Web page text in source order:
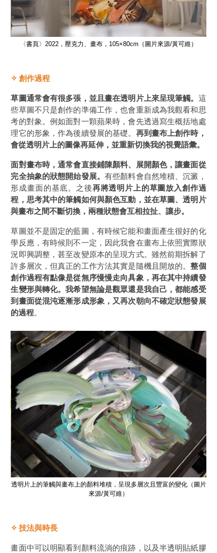
〈書頁〉2022，壓克力、畫布，105×80cm（圖片來源/黃可維）
✧創作過程
草圖通常會有很多張，並且畫在透明片上來呈現筆觸。 這
些草圖不只是創作的準備工作，也會重新成為我觀看和思
考的對象。例如面對一顆蘋果時，會先透過寫生概括地處
理它的形象，作為後續發展的基礎。 再到畫布上創作時，
會從透明片上的圖像再延伸，並重新切換我的視覺語彙。
面對畫布時，通常會直接鋪陳顏料、展開顏色，讓畫面從
完全抽象的狀態開始發展。 有些顏料會自然堆積、沉澱，
形成畫面的基底。之後再將透明片上的草圖放入創作過
程，思考其中的筆觸如何與顏色互動，並在草圖、透明片
與畫布之間不斷切換，兩種狀態會互相拉扯、讓步。
草圖並不是固定的藍圖，有時候它能和畫面產生很好的化
學反應，有時候則不一定，因此我會在畫布上依照實際狀
況即興調整，甚至改變原本的呈現方式。雖然前期拆解了
許多層次，但真正的工作方法其實是隨機且開放的。整個
創作過程有點像是從無序慢慢走向具象，再在其中持續發
生變形與轉化。我希望無論是觀眾還是我自己，都能感受
到畫面從混沌逐漸形成形象，又再次朝向不確定狀態發展
的過程。
片透明片上的筆觸與畫布上的顏料堆積，呈現多層次且豐富的變化（圖片
來源/黃可維）
透
✧技法與時長
畫面中可以明顯看到顏料流淌的痕跡，以及半透明貼紙膠